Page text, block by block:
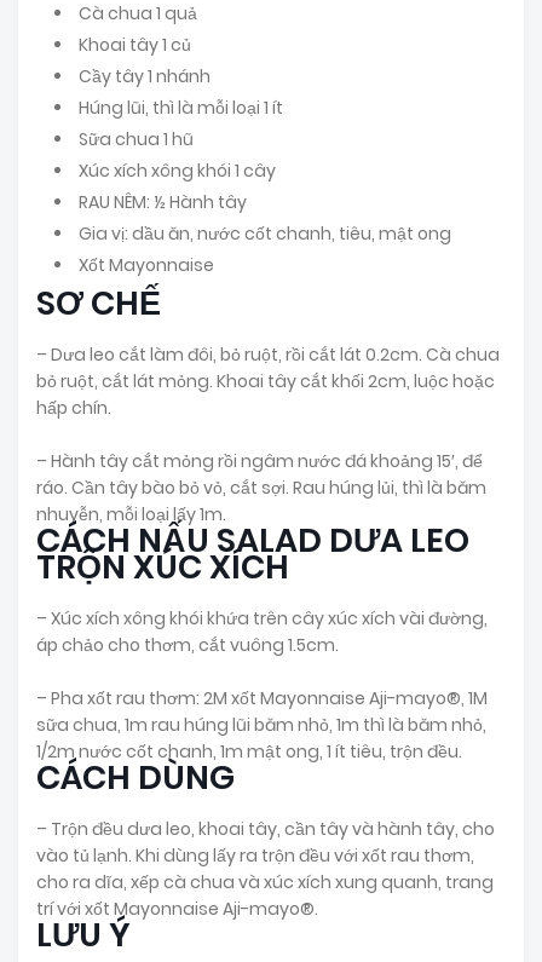
Cà chua 1 quả
Khoai tây 1 củ
Cầy tây 1 nhánh
Húng lũi, thì là mỗi loại 1 ít
Sữa chua 1 hũ
Xúc xích xông khói 1 cây
RAU NÊM: ½ Hành tây
Gia vị: dầu ăn, nước cốt chanh, tiêu, mật ong
Xốt Mayonnaise
SƠ CHẾ
– Dưa leo cắt làm đôi, bỏ ruột, rồi cắt lát 0.2cm. Cà chua
bỏ ruột, cắt lát mỏng. Khoai tây cắt khối 2cm, luộc hoặc
hấp chín.
– Hành tây cắt mỏng rồi ngâm nước đá khoảng 15′, để
ráo. Cần tây bào bỏ vỏ, cắt sợi. Rau húng lủi, thì là băm
nhuyễn, mỗi loại lấy 1m.
CÁCH NẤU SALAD DƯA LEO
TRỘN XÚC XÍCH
– Xúc xích xông khói khứa trên cây xúc xích vài đường,
áp chảo cho thơm, cắt vuông 1.5cm.
– Pha xốt rau thơm: 2M xốt Mayonnaise Aji-mayo®, 1M
sữa chua, 1m rau húng lũi băm nhỏ, 1m thì là băm nhỏ,
1/2m nước cốt chanh, 1m mật ong, 1 ít tiêu, trộn đều.
CÁCH DÙNG
– Trộn đều dưa leo, khoai tây, cần tây và hành tây, cho
vào tủ lạnh. Khi dùng lấy ra trộn đều với xốt rau thơm,
cho ra dĩa, xếp cà chua và xúc xích xung quanh, trang
trí với xốt Mayonnaise Aji-mayo®.
LƯU Ý